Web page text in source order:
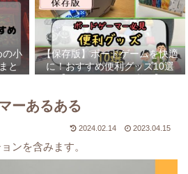
の小
と
【保存版】ボードゲームを快適
に！おすすめ便利グッズ10選
【ボードゲーマー必見】
ーあるある
2024.02.14 2023.04.15
ンを含みます。